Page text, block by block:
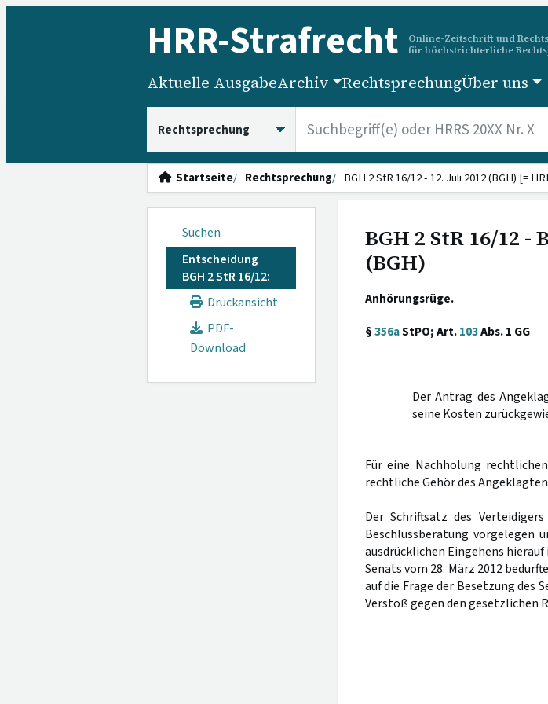
HRR-Strafrecht
Online-Zeitschrift und
für höchstrichterliche
Aktuelle AusgabeArchiv RechtsprechungÜber uns
Startseite Rechtsprechung BGH 2 StR 16/12 - 12. Juli 2012 (BGH) [=
Suchen
Entscheidung
BGH 2 StR 16/12:
Druckansicht
PDF-
Download
BGH 2 StR 16/12 -
(BGH)
Anhörungsrüge.
§356aStPO; Art.103Abs. 1 GG
Der Antrag des
seine Kosten
Für eine Nachholung
rechtliche Gehör des
Der Schriftsatz des
Beschlussberatung vorgelegen
ausdrücklichen Eingehens hierauf
Senats vom 28. März 2012
auf die Frage der Besetzung des
Verstoß gegen den